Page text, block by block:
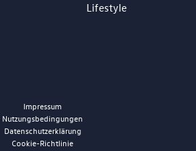
Lifestyle
Impressum
Nutzungsbedingungen
Datenschutzerklärung
Cookie-Richtlinie